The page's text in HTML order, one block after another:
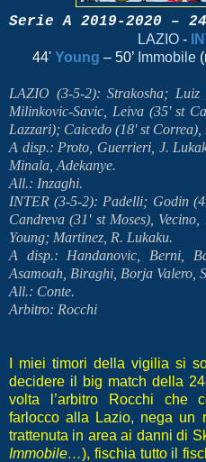
Serie A 2019-2020 –
LAZIO -
44' Young – 50’ Immobile
LAZIO (3-5-2): Strakosha;
Milinkovic-Savic, Leiva (35' st
Lazzari); Caicedo (18' st Correa),
A disp.: Proto, Guerrieri, J.
Minala, Adekanye.
All.: Inzaghi.
INTER (3-5-2): Padelli; Godin
Candreva (31' st Moses),
Young; Martinez, R. Lukaku.
A disp.: Handanovic, Berni,
Asamoah, Biraghi, Borja Valero,
All.: Conte.
Arbitro: Rocchi
I miei timori della vigilia si
decidere il big match della
volta l’arbitro Rocchi che
farlocco alla Lazio, nega un
trattenuta in area ai danni di
Immobile…), fischia tutto il